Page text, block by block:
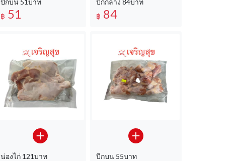
ปีกบน 51บาท
฿ 51
ปีกกลาง 84บาท
฿ 84
น่องไก่ 121บาท ปีกบน 55บาท